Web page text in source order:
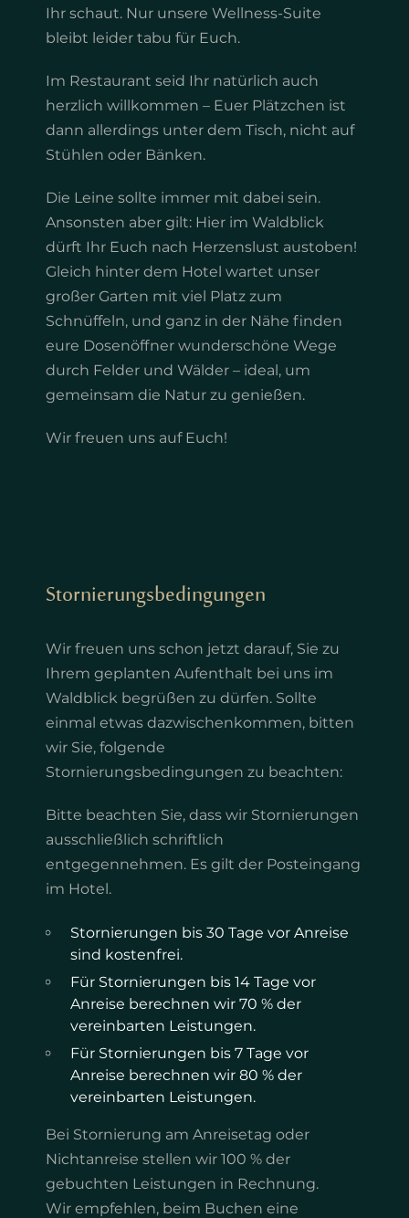
Ihr schaut. Nur unsere Wellness-Suite
bleibt leider tabu für Euch.
Im Restaurant seid Ihr natürlich auch
herzlich willkommen – Euer Plätzchen ist
dann allerdings unter dem Tisch, nicht auf
Stühlen oder Bänken.
Die Leine sollte immer mit dabei sein.
Ansonsten aber gilt: Hier im Waldblick
dürft Ihr Euch nach Herzenslust austoben!
Gleich hinter dem Hotel wartet unser
großer Garten mit viel Platz zum
Schnüffeln, und ganz in der Nähe finden
eure Dosenöffner wunderschöne Wege
durch Felder und Wälder – ideal, um
gemeinsam die Natur zu genießen.
Wir freuen uns auf Euch!
Stornierungsbedingungen
Wir freuen uns schon jetzt darauf, Sie zu
Ihrem geplanten Aufenthalt bei uns im
Waldblick begrüßen zu dürfen. Sollte
einmal etwas dazwischenkommen, bitten
wir Sie, folgende
Stornierungsbedingungen zu beachten:
Bitte beachten Sie, dass wir Stornierungen
ausschließlich schriftlich
entgegennehmen. Es gilt der Posteingang
im Hotel.
Stornierungen bis 30 Tage vor Anreise
sind kostenfrei.
Für Stornierungen bis 14 Tage vor
Anreise berechnen wir 70 % der
vereinbarten Leistungen.
Für Stornierungen bis 7 Tage vor
Anreise berechnen wir 80 % der
vereinbarten Leistungen.
Bei Stornierung am Anreisetag oder
Nichtanreise stellen wir 100 % der
gebuchten Leistungen in Rechnung.
Wir empfehlen, beim Buchen eine